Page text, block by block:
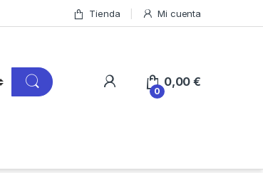
Tienda Mi cuenta
0
0,00€